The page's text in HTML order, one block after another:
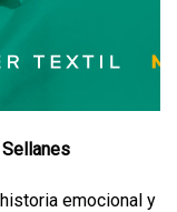
emocional y